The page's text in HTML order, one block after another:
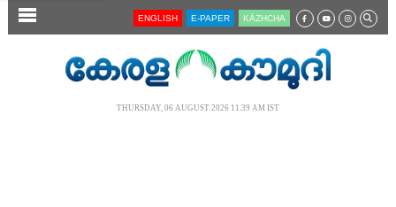
SECTIONS ENGLISH E-PAPER KĀZHCHA
THURSDAY, 06 AUGUST 2026 11.39 AM IST